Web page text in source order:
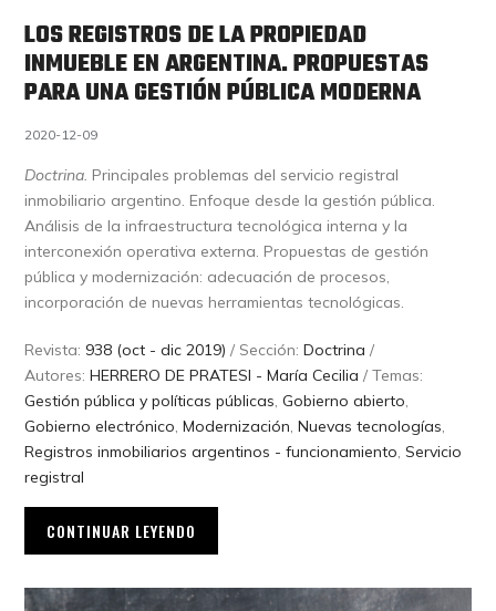
LOS REGISTROS DE LA PROPIEDAD
INMUEBLE EN ARGENTINA. PROPUESTAS
PARA UNA GESTIÓN PÚBLICA MODERNA
2020-12-09
Doctrina. Principales problemas del servicio registral
inmobiliario argentino. Enfoque desde la gestión pública.
Análisis de la infraestructura tecnológica interna y la
interconexión operativa externa. Propuestas de gestión
pública y modernización: adecuación de procesos,
incorporación de nuevas herramientas tecnológicas.
Revista: 938 (oct - dic 2019) / Sección:Doctrina /
Autores:HERRERO DE PRATESI - María Cecilia / Temas:
Gestión pública y políticas públicas ,Gobierno abierto
Gobierno electrónico ,Modernización ,Nuevas tecnologías
Registros inmobiliarios argentinos - funcionamiento ,Servicio
registral
CONTINUAR LEYENDO